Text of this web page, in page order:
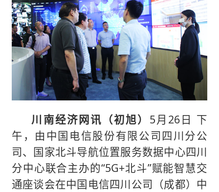
川南经济网讯（初旭） 5月26日 下
午，由中国电信股份有限公司四川分公
司、国家北斗导航位置服务数据中心四川
分中心联合主办的“5G+北斗”赋能智慧交
通座谈会在中国电信四川公司（成都）中